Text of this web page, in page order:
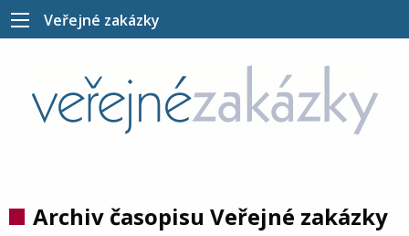
Veřejné zakázky
Archiv časopisu Veřejné zakázky